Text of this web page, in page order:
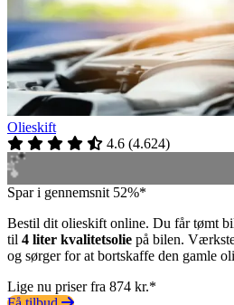
Olieskift
4.6 (4.624)
Spar i gennemsnit 52%*
Bestil dit olieskift online. Du får tømt
til 4 liter kvalitetsolie på bilen.
og sørger for at bortskaffe den gamle
Lige nu priser fra 874 kr.*